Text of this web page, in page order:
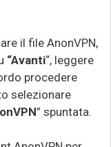
il file AnonVPN,
“Avanti“, leggere
procedere
selezionare
” spuntata.